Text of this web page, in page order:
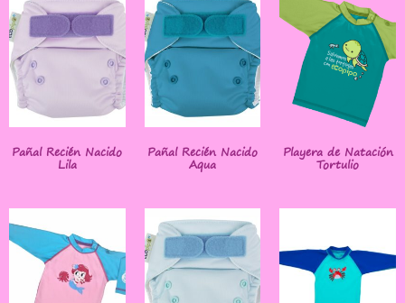
Pañal Recién Nacido
Lila
Pañal Recién Nacido
Aqua
Playera de Natación
Tortulio